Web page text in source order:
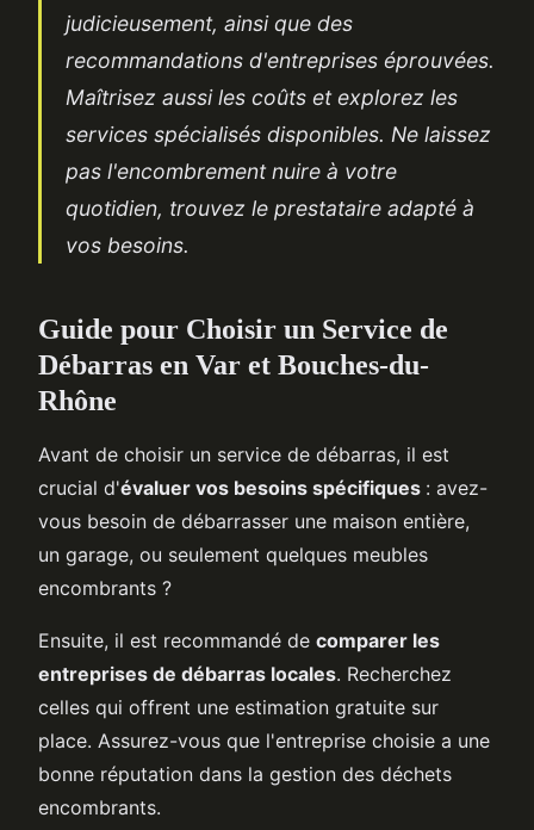
judicieusement, ainsi que des
recommandations d'entreprises éprouvées.
Maîtrisez aussi les coûts et explorez les
services spécialisés disponibles. Ne laissez
pas l'encombrement nuire à votre
quotidien, trouvez le prestataire adapté à
vos besoins.
Guide pour Choisir un Service de
Débarras en Var et Bouches-du-
Rhône
Avant de choisir un service de débarras, il est
crucial d'évaluer vos besoins spécifiques : avez-
vous besoin de débarrasser une maison entière,
un garage, ou seulement quelques meubles
encombrants ?
Ensuite, il est recommandé de comparer les
entreprises de débarras locales. Recherchez
celles qui offrent une estimation gratuite sur
place. Assurez-vous que l'entreprise choisie a une
bonne réputation dans la gestion des déchets
encombrants.